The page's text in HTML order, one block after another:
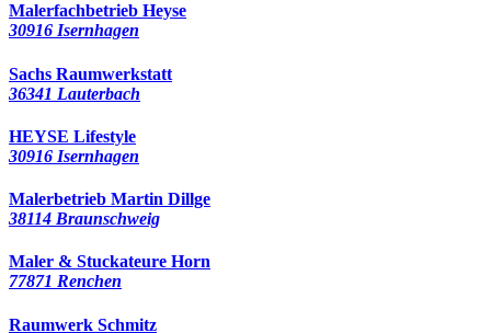
Malerfachbetrieb Heyse
30916 Isernhagen
Sachs Raumwerkstatt
36341 Lauterbach
HEYSE Lifestyle
30916 Isernhagen
Malerbetrieb Martin Dillge
38114 Braunschweig
Maler & Stuckateure Horn
77871 Renchen
Raumwerk Schmitz